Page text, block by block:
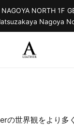
NORTH 1F
Nagoya
の世界観をより多